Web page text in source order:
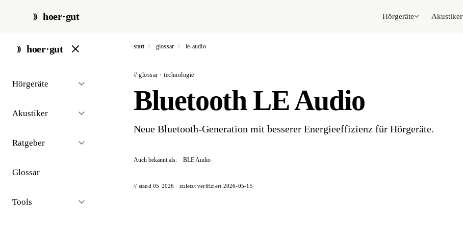
hoer·gut Hörgeräte Akustiker
hoer·gut
Hörgeräte
Akustiker
Ratgeber
Glossar
Tools
start / glossar / le-audio
// glossar · technologie
Bluetooth LE Audio
Neue Bluetooth-Generation mit besserer Energieeffizienz für Hörgeräte.
Auch bekannt als: BLE Audio
// stand 05·2026 · zuletzt verifiziert 2026-05-15